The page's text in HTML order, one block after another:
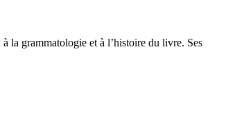
la grammatologie et à l’histoire du livre. Ses